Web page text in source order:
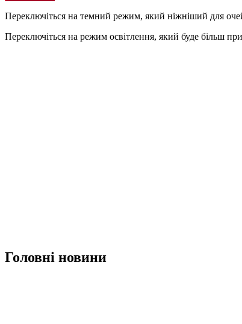
Переключіться на темний режим, який ніжніший для
Переключіться на режим освітлення, який буде більш
Головні новини